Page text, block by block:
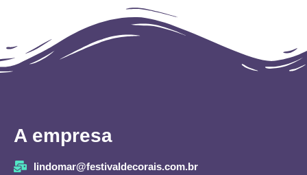
A empresa
lindomar@festivaldecorais.com.br